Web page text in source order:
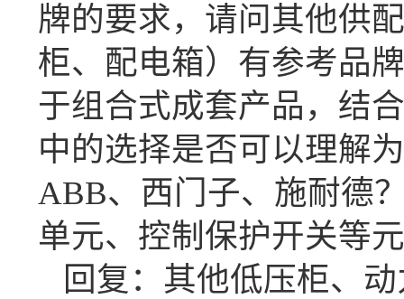
牌的要求，请问其他供
柜、配电箱）有参考品
于组合式成套产品，结
中的选择是否可以理解
ABB、西门子、施耐德
单元、控制保护开关等
回复： 其他低压柜、